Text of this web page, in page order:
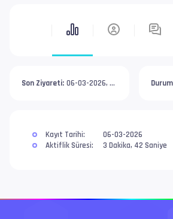
Son Ziyareti: 06-03-2026, 09:52 AM
Kayıt Tarihi:
06-03-2026
Aktiflik Süresi:
3 Dakika, 42 Saniye